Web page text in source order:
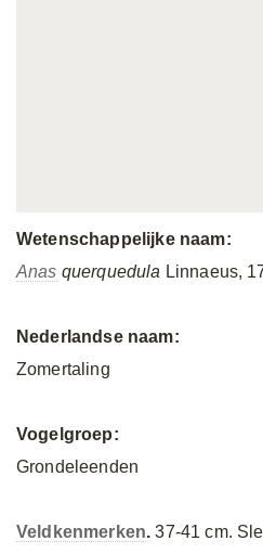
Wetenschappelijke naam:
Anas querquedula Linnaeus,
Nederlandse naam:
Zomertaling
Vogelgroep:
Grondeleenden
Veldkenmerken. 37-41 cm.